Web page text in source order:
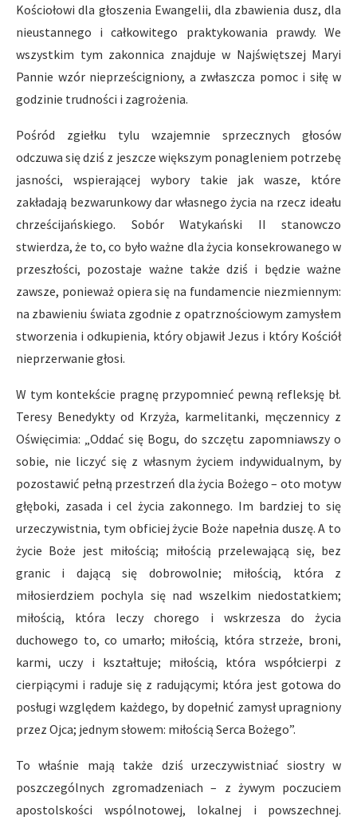
Kościołowi dla głoszenia Ewangelii, dla zbawienia dusz, dla
nieustannego i całkowitego praktykowania prawdy. We
wszystkim tym zakonnica znajduje w Najświętszej Maryi
Pannie wzór nieprześcigniony, a zwłaszcza pomoc i siłę w
godzinie trudności i zagrożenia.
Pośród zgiełku tylu wzajemnie sprzecznych głosów
odczuwa się dziś z jeszcze większym ponagleniem potrzebę
jasności, wspierającej wybory takie jak wasze, które
zakładają bezwarunkowy dar własnego życia na rzecz ideału
chrześcijańskiego. Sobór Watykański II stanowczo
stwierdza, że to, co było ważne dla życia konsekrowanego w
przeszłości, pozostaje ważne także dziś i będzie ważne
zawsze, ponieważ opiera się na fundamencie niezmiennym:
na zbawieniu świata zgodnie z opatrznościowym zamysłem
stworzenia i odkupienia, który objawił Jezus i który Kościół
nieprzerwanie głosi.
W tym kontekście pragnę przypomnieć pewną refleksję bł.
Teresy Benedykty od Krzyża, karmelitanki, męczennicy z
Oświęcimia: „Oddać się Bogu, do szczętu zapomniawszy o
sobie, nie liczyć się z własnym życiem indywidualnym, by
pozostawić pełną przestrzeń dla życia Bożego – oto motyw
głęboki, zasada i cel życia zakonnego. Im bardziej to się
urzeczywistnia, tym obficiej życie Boże napełnia duszę. A to
życie Boże jest miłością; miłością przelewającą się, bez
granic i dającą się dobrowolnie; miłością, która z
miłosierdziem pochyla się nad wszelkim niedostatkiem;
miłością, która leczy chorego i wskrzesza do życia
duchowego to, co umarło; miłością, która strzeże, broni,
karmi, uczy i kształtuje; miłością, która współcierpi z
cierpiącymi i raduje się z radującymi; która jest gotowa do
posługi względem każdego, by dopełnić zamysł upragniony
przez Ojca; jednym słowem: miłością Serca Bożego”.
To właśnie mają także dziś urzeczywistniać siostry w
poszczególnych zgromadzeniach – z żywym poczuciem
apostolskości wspólnotowej, lokalnej i powszechnej.